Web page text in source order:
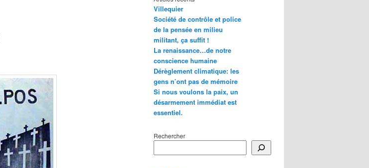
Villequier
Société de contrôle et police
de la pensée en milieu
militant, ça suffit !
La renaissance…de notre
conscience humaine
Dérèglement climatique: les
gens n’ont pas de mémoire
Si nous voulons la paix, un
désarmement immédiat est
essentiel.
Rechercher